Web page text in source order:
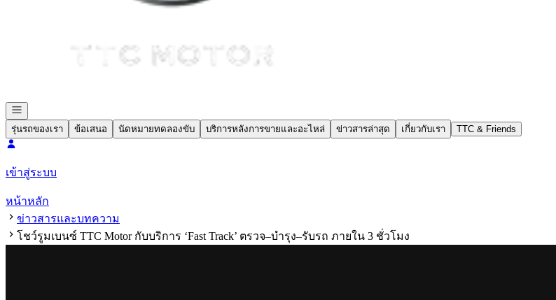
รุ่นรถของเรา ข้อเสนอ นัดหมายทดลองขับ บริการหลังการขายและอะไหล่ ข่าวสารล่าสุด เกี่ยวกับเรา TTC & Friends
เข้าสู่ระบบ
หน้าหลัก
ข่าวสารและบทความ
โชว์รูมเบนซ์ TTC Motor กับบริการ ‘Fast Track’ ตรวจ–บำรุง–รับรถ ภายใน 3 ชั่วโมง